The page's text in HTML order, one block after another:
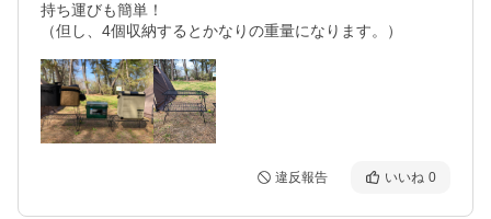
持ち運びも簡単！
違反報告 いいね 0